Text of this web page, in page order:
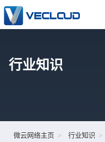
行业知识
微云网络主页 行业知识